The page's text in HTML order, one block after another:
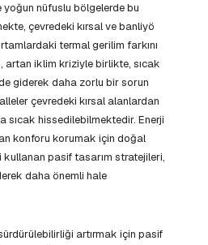
nüfuslu bölgelerde bu
çevredeki kırsal ve banliyö
termal gerilim farkını
artan iklim kriziyle birlikte, sıcak
giderek daha zorlu bir sorun
çevredeki kırsal alanlardan
sıcak hissedilebilmektedir. Enerji
konforu korumak için doğal
pasif tasarım stratejileri,
daha önemli hale
artırmak için pasif